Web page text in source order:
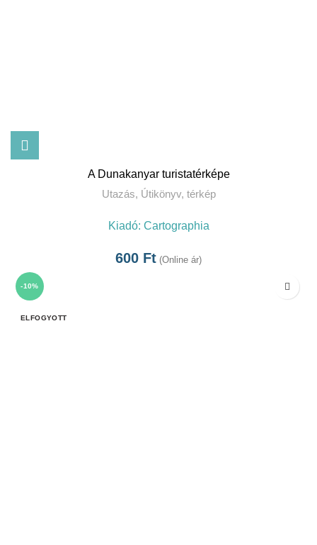
A Dunakanyar turistatérképe
Utazás, Útikönyv, térkép
Kiadó: Cartographia
600 Ft (Online ár)
-10%
ELFOGYOTT